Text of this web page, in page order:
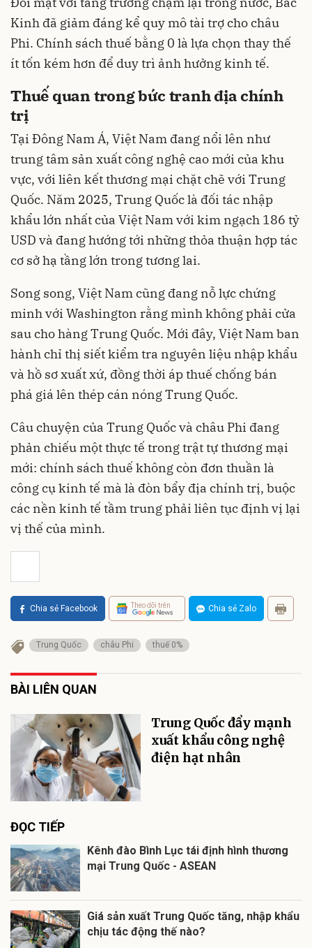
Kinh đã giảm đáng kể quy mô tài trợ cho châu
Phi. Chính sách thuế bằng 0 là lựa chọn thay thế
ít tốn kém hơn để duy trì ảnh hưởng kinh tế.
Thuế quan trong bức tranh địa chính
trị
Tại Đông Nam Á, Việt Nam đang nổi lên như
trung tâm sản xuất công nghệ cao mới của khu
vực, với liên kết thương mại chặt chẽ với Trung
Quốc. Năm 2025, Trung Quốc là đối tác nhập
khẩu lớn nhất của Việt Nam với kim ngạch 186 tỷ
USD và đang hướng tới những thỏa thuận hợp tác
cơ sở hạ tầng lớn trong tương lai.
Song song, Việt Nam cũng đang nỗ lực chứng
minh với Washington rằng mình không phải cửa
sau cho hàng Trung Quốc. Mới đây, Việt Nam ban
hành chỉ thị siết kiểm tra nguyên liệu nhập khẩu
và hồ sơ xuất xứ, đồng thời áp thuế chống bán
phá giá lên thép cán nóng Trung Quốc.
Câu chuyện của Trung Quốc và châu Phi đang
phản chiếu một thực tế trong trật tự thương mại
mới: chính sách thuế không còn đơn thuần là
công cụ kinh tế mà là đòn bẩy địa chính trị, buộc
các nền kinh tế tầm trung phải liên tục định vị lại
vị thế của mình.
Chia sẻ Facebook Theo dõi trên Chia sẻ Zalo
Trung Quốc châu Phi thuế 0%
BÀI LIÊN QUAN
Trung Quốc đẩy mạnh
xuất khẩu công nghệ
điện hạt nhân
ĐỌC TIẾP
Kênh đào Bình Lục tái định hình thương
mại Trung Quốc - ASEAN
Giá sản xuất Trung Quốc tăng, nhập khẩu
chịu tác động thế nào?